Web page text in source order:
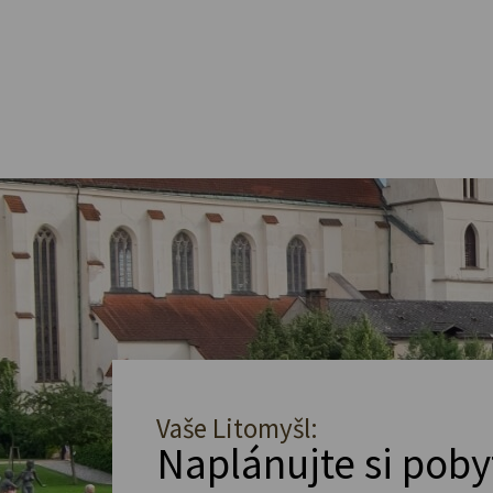
Vaše Litomyšl:
Naplánujte si